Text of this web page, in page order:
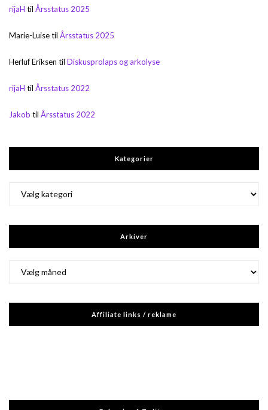
rijaH til Årsstatus 2025
Marie-Luisetil Årsstatus 2025
Herluf Eriksen til Diskusprolaps og arkolyse
rijaH til Årsstatus 2022
Jakob til Årsstatus 2022
Kategorier
Arkiver
Affiliate links / reklame